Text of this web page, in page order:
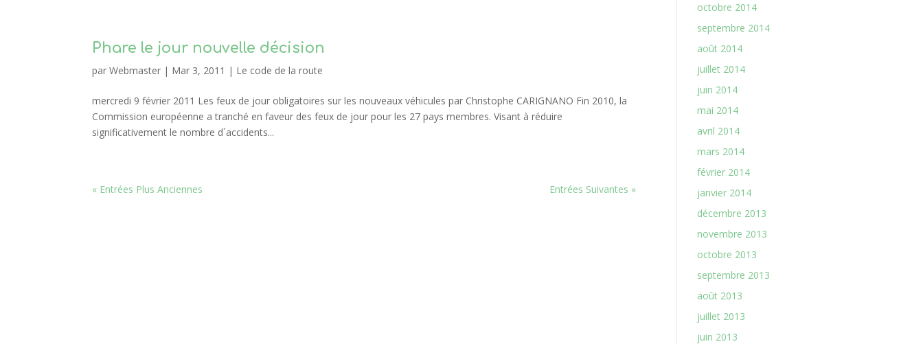
Phare le jour nouvelle décision
parWebmaster | Mar 3, 2011 | Le code de la route
mercredi 9 février 2011 Les feux de jour obligatoires sur les nouveaux véhicules par Christophe CARIGNANO Fin 2010, la
Commission européenne a tranché en faveur des feux de jour pour les 27 pays membres. Visant à réduire
significativement le nombre d´accidents...
« Entrées Plus Anciennes Entrées Suivantes »
octobre 2014
septembre 2014
août 2014
juillet 2014
juin 2014
mai 2014
avril 2014
mars 2014
février 2014
janvier 2014
décembre 2013
novembre 2013
octobre 2013
septembre 2013
août 2013
juillet 2013
juin 2013